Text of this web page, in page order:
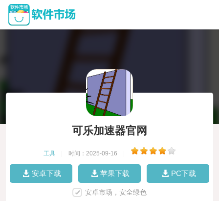
可乐加速器官网
工具 时间：2025-09-16
安卓下载 苹果下载 PC下载
安卓市场，安全绿色